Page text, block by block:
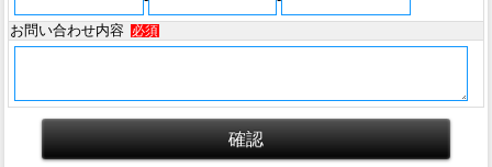
お問い合わせ内容
必須